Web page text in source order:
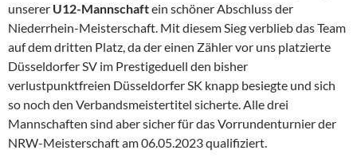
unserer U12-Mannschaftein schöner Abschluss der
Niederrhein-Meisterschaft. Mit diesem Sieg verblieb das Team
auf dem dritten Platz, da der einen Zähler vor uns platzierte
Düsseldorfer SV im Prestigeduell den bisher
verlustpunktfreien Düsseldorfer SK knapp besiegte und sich
so noch den Verbandsmeistertitel sicherte. Alle drei
Mannschaften sind aber sicher für das Vorrundenturnier der
NRW-Meisterschaft am 06.05.2023 qualifiziert.